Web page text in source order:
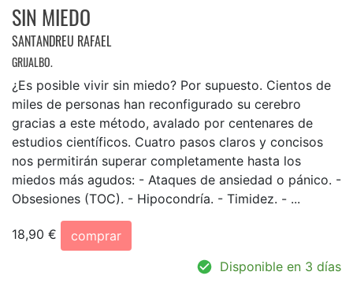
SIN MIEDO
SANTANDREU RAFAEL
GRIJALBO.
¿Es posible vivir sin miedo? Por supuesto. Cientos de
miles de personas han reconfigurado su cerebro
gracias a este método, avalado por centenares de
estudios científicos. Cuatro pasos claros y concisos
nos permitirán superar completamente hasta los
miedos más agudos: - Ataques de ansiedad o pánico. -
Obsesiones (TOC). - Hipocondría. - Timidez. - ...
18,90 €
comprar
Disponible en 3 días